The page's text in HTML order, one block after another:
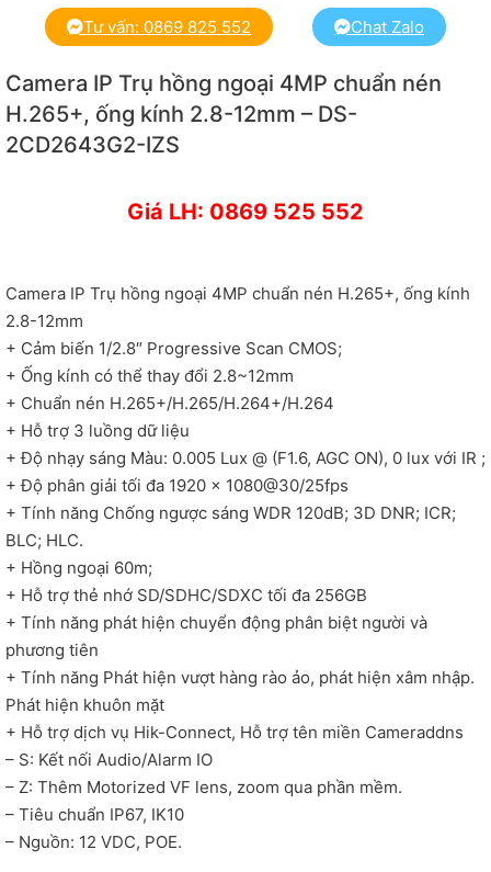
Tư vấn: 0869 825 552 Chat Zalo
Camera IP Trụ hồng ngoại 4MP chuẩn nén
H.265+, ống kính 2.8-12mm – DS-
2CD2643G2-IZS
Giá LH: 0869 525 552
Camera IP Trụ hồng ngoại 4MP chuẩn nén H.265+, ống kính
2.8-12mm
+ Cảm biến 1/2.8″ Progressive Scan CMOS;
+ Ống kính có thể thay đổi 2.8~12mm
+ Chuẩn nén H.265+/H.265/H.264+/H.264
+ Hỗ trợ 3 luồng dữ liệu
+ Độ nhạy sáng Màu: 0.005 Lux @ (F1.6, AGC ON), 0 lux với IR ;
+ Độ phân giải tối đa 1920 × 1080@30/25fps
+ Tính năng Chống ngược sáng WDR 120dB; 3D DNR; ICR;
BLC; HLC.
+ Hồng ngoại 60m;
+ Hỗ trợ thẻ nhớ SD/SDHC/SDXC tối đa 256GB
+ Tính năng phát hiện chuyển động phân biệt người và
phương tiên
+ Tính năng Phát hiện vượt hàng rào ảo, phát hiện xâm nhập.
Phát hiện khuôn mặt
+ Hỗ trợ dịch vụ Hik-Connect, Hỗ trợ tên miền Cameraddns
– S: Kết nối Audio/Alarm IO
– Z: Thêm Motorized VF lens, zoom qua phần mềm.
– Tiêu chuẩn IP67, IK10
– Nguồn: 12 VDC, POE.